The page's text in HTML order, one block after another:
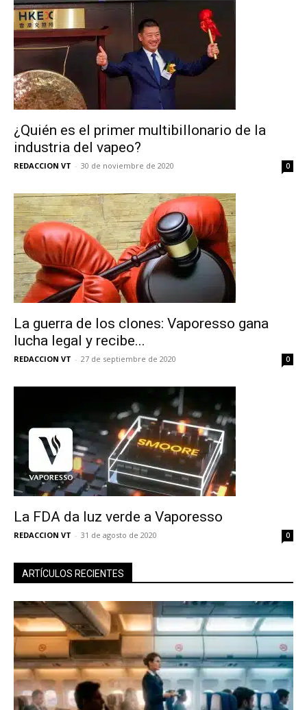
¿Quién es el primer multibillonario de la
industria del vapeo?
REDACCION VT - 30 de noviembre de 2020 0
La guerra de los clones: Vaporesso gana
lucha legal y recibe...
REDACCION VT - 27 de septiembre de 2020 0
La FDA da luz verde a Vaporesso
REDACCION VT - 31 de agosto de 2020 0
ARTÍCULOS RECIENTES